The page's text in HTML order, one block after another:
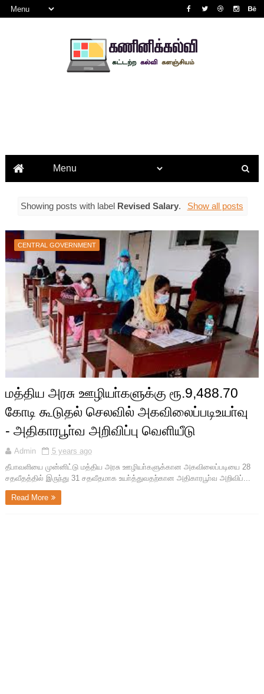
Showing posts with label Revised Salary. Show all posts
CENTRAL GOVERNMENT
மத்திய அரசு ஊழியா்களுக்கு ரூ.9,488.70
கோடி கூடுதல் செலவில் அகவிலைப்படிஉயா்வு
- அதிகாரபூா்வ அறிவிப்பு வெளியீடு
Admin
5 years ago
தீபாவளியை முன்னிட்டு மத்திய அரசு ஊழியா்களுக்கான அகவிலைப்படியை 28
சதவீதத்தில் இருந்து 31 சதவீதமாக உயா்த்துவதற்கான அதிகாரபூா்வ அறிவிப்...
Read More